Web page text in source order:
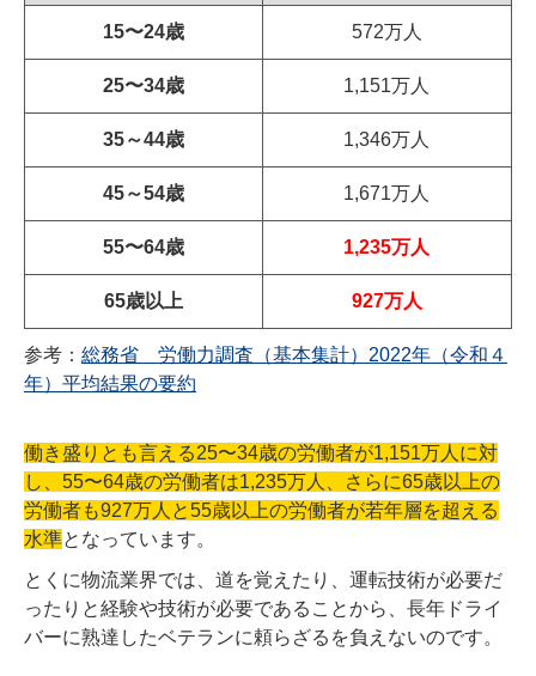
15〜24歳 572万人
25〜34歳 1,151万人
35～44歳 1,346万人
45～54歳 1,671万人
55〜64歳 1,235万人
65歳以上 927万人
参考： 総務省 労働力調査（基本集計）2022年（令和４
年）平均結果の要約
働き盛りとも言える25〜34歳の労働者が1,151万人に対
し、55〜64歳の労働者は1,235万人、さらに65歳以上の
労働者も927万人と55歳以上の労働者が若年層を超える
水準となっています。
とくに物流業界では、道を覚えたり、運転技術が必要だ
ったりと経験や技術が必要であることから、長年ドライ
バーに熟達したベテランに頼らざるを負えないのです。